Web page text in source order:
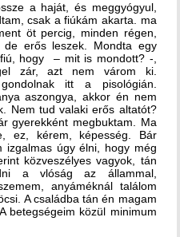
a haját, és meggyógyul,
csak a fiúkám akarta. ma
öt percig, minden régen,
erős leszek. Mondta egy
hogy – mit is mondott? -,
zár, azt nem várom ki.
itt a pisológián.
aszongya, akkor én nem
Nem tud valaki erős altatót?
gyerekként megbuktam. Ma
ez, kérem, képesség. Bár
izgalmas úgy élni, hogy még
közveszélyes vagyok, tán
a vlóság az állammal,
anyáméknál találom
A családba tán én magam
betegségeim közül minimum